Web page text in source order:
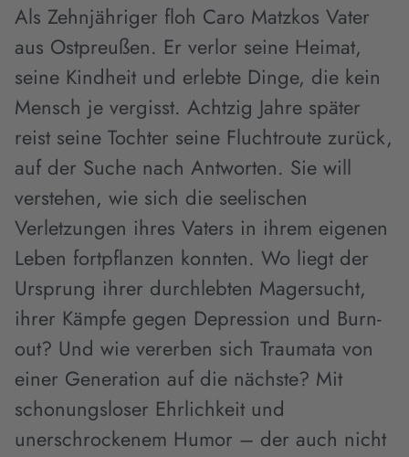
Als Zehnjähriger floh Caro Matzkos Vater
aus Ostpreußen. Er verlor seine Heimat,
seine Kindheit und erlebte Dinge, die kein
Mensch je vergisst. Achtzig Jahre später
reist seine Tochter seine Fluchtroute zurück,
auf der Suche nach Antworten. Sie will
verstehen, wie sich die seelischen
Verletzungen ihres Vaters in ihrem eigenen
Leben fortpflanzen konnten. Wo liegt der
Ursprung ihrer durchlebten Magersucht,
ihrer Kämpfe gegen Depression und Burn-
out? Und wie vererben sich Traumata von
einer Generation auf die nächste? Mit
schonungsloser Ehrlichkeit und
unerschrockenem Humor – der auch nicht